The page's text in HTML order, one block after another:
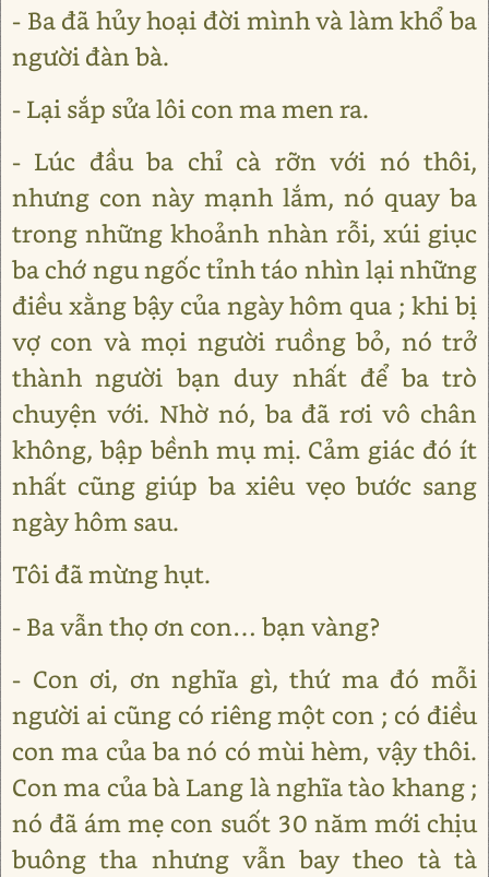
- Ba đã hủy hoại đời mình và làm khổ ba
người đàn bà.
- Lại sắp sửa lôi con ma men ra.
- Lúc đầu ba chỉ cà rỡn với nó thôi,
nhưng con này mạnh lắm, nó quay ba
trong những khoảnh nhàn rỗi, xúi giục
ba chớ ngu ngốc tỉnh táo nhìn lại những
điều xằng bậy của ngày hôm qua ; khi bị
vợ con và mọi người ruồng bỏ, nó trở
thành người bạn duy nhất để ba trò
chuyện với. Nhờ nó, ba đã rơi vô chân
không, bập bềnh mụ mị. Cảm giác đó ít
nhất cũng giúp ba xiêu vẹo bước sang
ngày hôm sau.
Tôi đã mừng hụt.
- Ba vẫn thọ ơn con… bạn vàng?
- Con ơi, ơn nghĩa gì, thứ ma đó mỗi
người ai cũng có riêng một con ; có điều
con ma của ba nó có mùi hèm, vậy thôi.
Con ma của bà Lang là nghĩa tào khang ;
nó đã ám mẹ con suốt 30 năm mới chịu
buông tha nhưng vẫn bay theo tà tà